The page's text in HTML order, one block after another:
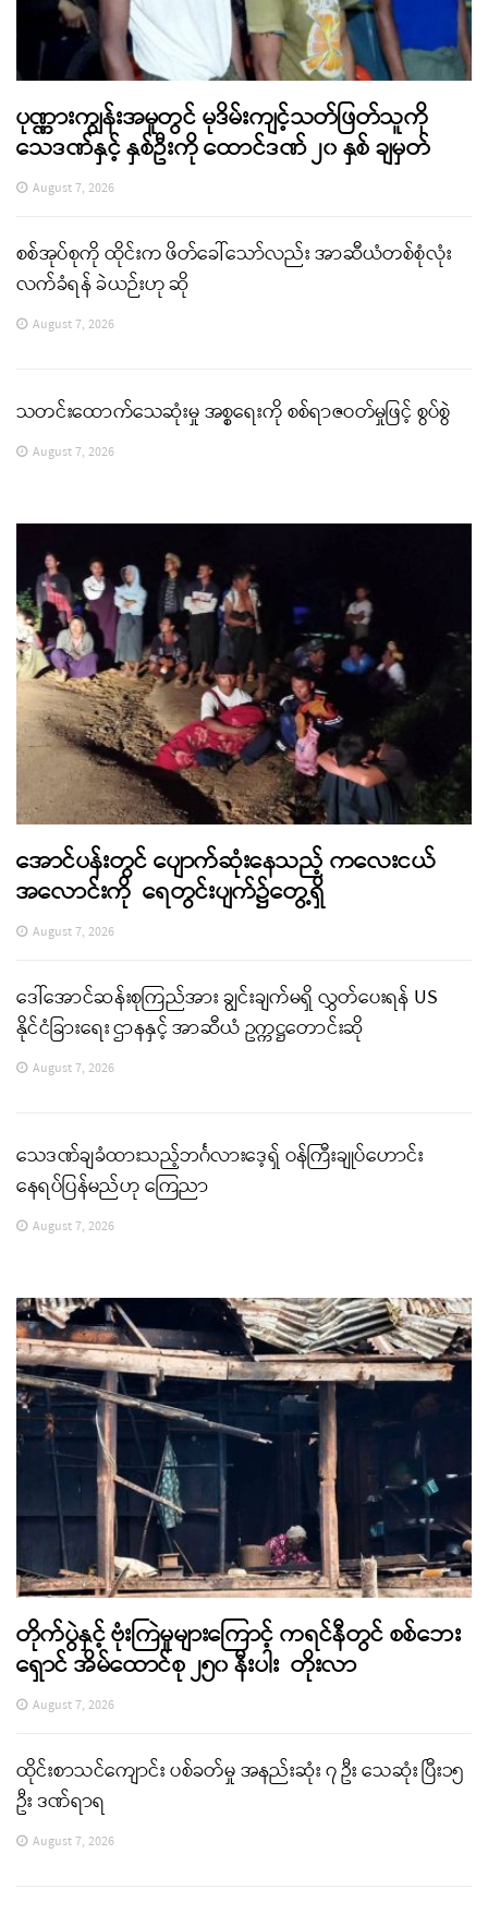
ပုဏ္ဏားကျွန်းအမှုတွင် မုဒိမ်းကျင့်သတ်ဖြတ်သူကို
သေဒဏ်နှင့် နှစ်ဦးကို ထောင်ဒဏ် ၂၀ နှစ် ချမှတ်
August 7, 2026
စစ်အုပ်စုကို ထိုင်းက ဖိတ်ခေါ်သော်လည်း အာဆီယံတစ်စုံလုံး
လက်ခံရန် ခဲယဉ်းဟု ဆို
August 7, 2026
သတင်းထောက်သေဆုံးမှု အစ္စရေးကို စစ်ရာဇဝတ်မှုဖြင့် စွပ်စွဲ
August 7, 2026
အောင်ပန်းတွင် ပျောက်ဆုံးနေသည့် ကလေးငယ်
အလောင်းကို ရေတွင်းပျက်၌တွေ့ရှိ
August 7, 2026
ဒေါ်အောင်ဆန်းစုကြည်အား ချွင်းချက်မရှိ လွှတ်ပေးရန် US
နိုင်ငံခြားရေး ဌာနနှင့် အာဆီယံ ဥက္ကဋ္ဌတောင်းဆို
August 7, 2026
သေဒဏ်ချခံထားသည့်ဘင်္ဂလားဒေ့ရှ် ဝန်ကြီးချုပ်ဟောင်း
နေရပ်ပြန်မည်ဟု ကြေညာ
August 7, 2026
တိုက်ပွဲနှင့် ဗုံးကြဲမှုများကြောင့် ကရင်နီတွင် စစ်ဘေး
ရှောင် အိမ်ထောင်စု ၂၅၀ နီးပါး တိုးလာ
August 7, 2026
ထိုင်းစာသင်ကျောင်း ပစ်ခတ်မှု အနည်းဆုံး ၇ ဦး သေဆုံး ပြီး၁၅
ဦး ဒဏ်ရာရ
August 7, 2026